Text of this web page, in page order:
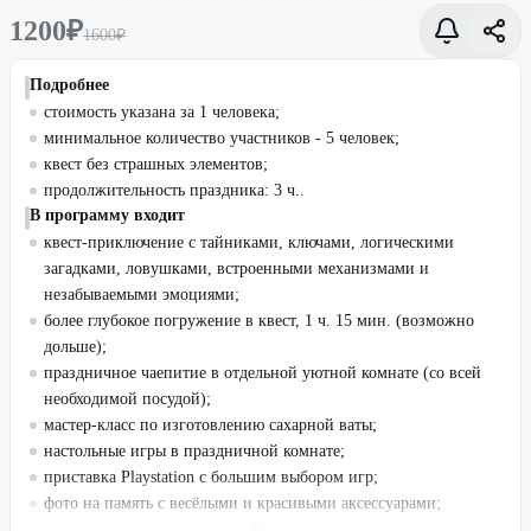
1200₽1600₽
Подробнее
стоимость указана за 1 человека;
минимальное количество участников - 5 человек;
квест без страшных элементов;
продолжительность праздника: 3 ч..
В программу входит
квест-приключение с тайниками, ключами, логическими
загадками, ловушками, встроенными механизмами и
незабываемыми эмоциями;
более глубокое погружение в квест, 1 ч. 15 мин. (возможно
дольше);
праздничное чаепитие в отдельной уютной комнате (со всей
необходимой посудой);
мастер-класс по изготовлению сахарной ваты;
настольные игры в праздничной комнате;
приставка Playstation с большим выбором игр;
фото на память с весёлыми и красивыми аксессуарами;